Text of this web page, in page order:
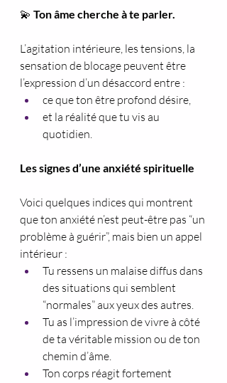
💫 Ton âme cherche à te parler.
L’agitation intérieure, les tensions, la
sensation de blocage peuvent être
l’expression d’un désaccord entre :
ce que ton être profond désire,
et la réalité que tu vis au
quotidien.
Les signes d’une anxiété spirituelle
Voici quelques indices qui montrent
que ton anxiété n’est peut-être pas “un
problème à guérir”, mais bien un appel
intérieur :
Tu ressens un malaise diffus dans
des situations qui semblent
“normales” aux yeux des autres.
Tu as l’impression de vivre à côté
de ta véritable mission ou de ton
chemin d’âme.
Ton corps réagit fortement